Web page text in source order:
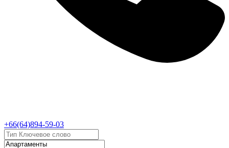
+66(64)894-59-03